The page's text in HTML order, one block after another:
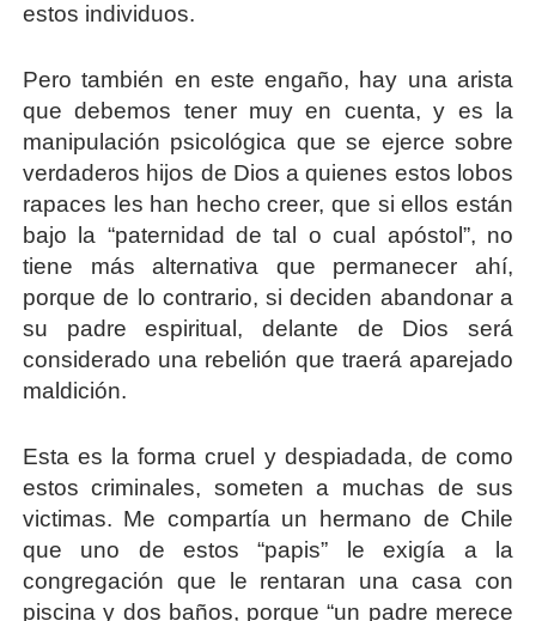
estos individuos.
Pero también en este engaño, hay una arista
que debemos tener muy en cuenta, y es la
manipulación psicológica que se ejerce sobre
verdaderos hijos de Dios a quienes estos lobos
rapaces les han hecho creer, que si ellos están
bajo la “paternidad de tal o cual apóstol”, no
tiene más alternativa que permanecer ahí,
porque de lo contrario, si deciden abandonar a
su padre espiritual, delante de Dios será
considerado una rebelión que traerá aparejado
maldición.
Esta es la forma cruel y despiadada, de como
estos criminales, someten a muchas de sus
victimas. Me compartía un hermano de Chile
que uno de estos “papis” le exigía a la
congregación que le rentaran una casa con
piscina y dos baños, porque “un padre merece